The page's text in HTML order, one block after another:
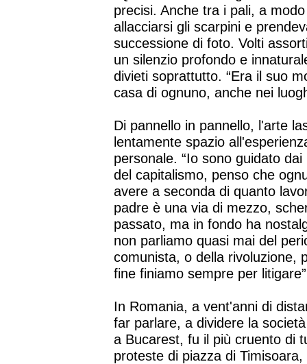
precisi. Anche tra i pali, a
allacciarsi gli scarpini e
successione di foto. Volti
un silenzio profondo e
divieti soprattutto. “Era il suo
casa di ognuno, anche nei
Di pannello in pannello, l'arte
lentamente spazio
personale. “Io sono guidato dai
del capitalismo, penso che
avere a seconda di quanto
padre è una via di mezzo,
passato, ma in fondo ha
non parliamo quasi mai del
comunista, o della rivoluzione,
fine finiamo sempre per
In Romania, a vent'anni di
far parlare, a dividere la
a Bucarest, fu il più cruento di
proteste di piazza di